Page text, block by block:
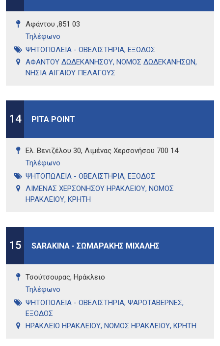
Αφάντου ,851 03
Τηλέφωνo
ΨΗΤΟΠΩΛΕΙΑ - ΟΒΕΛΙΣΤΗΡΙΑ, ΕΞΟΔΟΣ
ΑΦΑΝΤΟΥ ΔΩΔΕΚΑΝΗΣΟΥ, ΝΟΜΟΣ ΔΩΔΕΚΑΝΗΣΩΝ,
ΝΗΣΙΑ ΑΙΓΑΙΟΥ ΠΕΛΑΓΟΥΣ
14 PITA POINT
Ελ. Βενιζέλου 30, Λιμένας Χερσονήσου 700 14
Τηλέφωνo
ΨΗΤΟΠΩΛΕΙΑ - ΟΒΕΛΙΣΤΗΡΙΑ, ΕΞΟΔΟΣ
ΛΙΜΕΝΑΣ ΧΕΡΣΟΝΗΣΟΥ ΗΡΑΚΛΕΙΟΥ, ΝΟΜΟΣ
ΗΡΑΚΛΕΙΟΥ, ΚΡΗΤΗ
15 SARAKINA - ΣΩΜΑΡΑΚΗΣ ΜΙΧΑΛΗΣ
Τσούτσουρας, Ηράκλειο
Τηλέφωνo
ΨΗΤΟΠΩΛΕΙΑ - ΟΒΕΛΙΣΤΗΡΙΑ, ΨΑΡΟΤΑΒΕΡΝΕΣ,
ΕΞΟΔΟΣ
ΗΡΑΚΛΕΙΟ ΗΡΑΚΛΕΙΟΥ, ΝΟΜΟΣ ΗΡΑΚΛΕΙΟΥ, ΚΡΗΤΗ